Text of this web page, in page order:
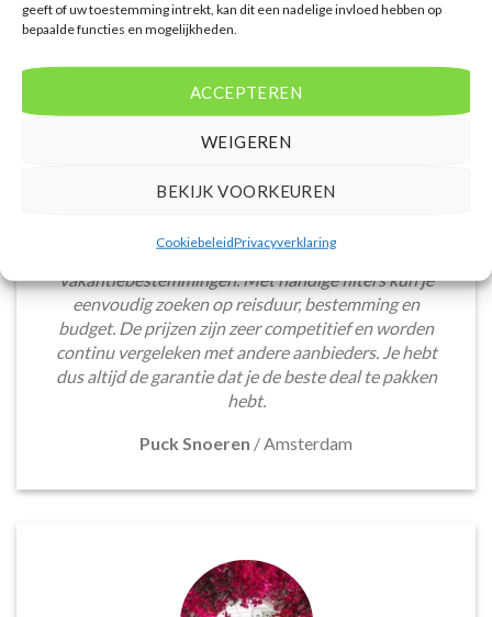
geeft of uw toestemming intrekt, kan dit een nadelige invloed hebben op
bepaalde functies en mogelijkheden.
ACCEPTEREN
WEIGEREN
BEKIJK VOORKEUREN
CookiebeleidPrivacyverklaring
deals naar diverse populaire
vakantiebestemmingen. Met handige filters kun je
eenvoudig zoeken op reisduur, bestemming en
budget. De prijzen zijn zeer competitief en worden
continu vergeleken met andere aanbieders. Je hebt
dus altijd de garantie dat je de beste deal te pakken
hebt.
Puck Snoeren /Amsterdam